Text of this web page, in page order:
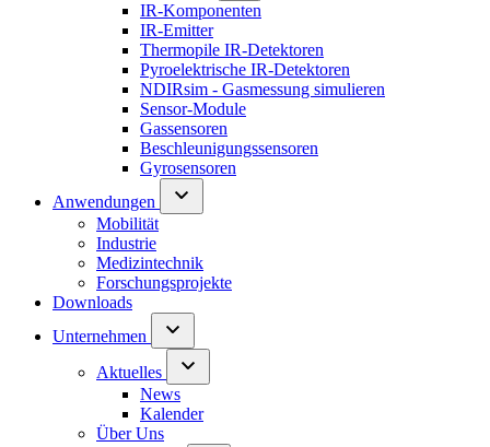
IR-Komponenten
IR-Emitter
Thermopile IR-Detektoren
Pyroelektrische IR-Detektoren
NDIRsim - Gasmessung simulieren
Sensor-Module
Gassensoren
Beschleunigungssensoren
Gyrosensoren
Anwendungen
Mobilität
Industrie
Medizintechnik
Forschungsprojekte
Downloads
Unternehmen
Aktuelles
News
Kalender
Über Uns